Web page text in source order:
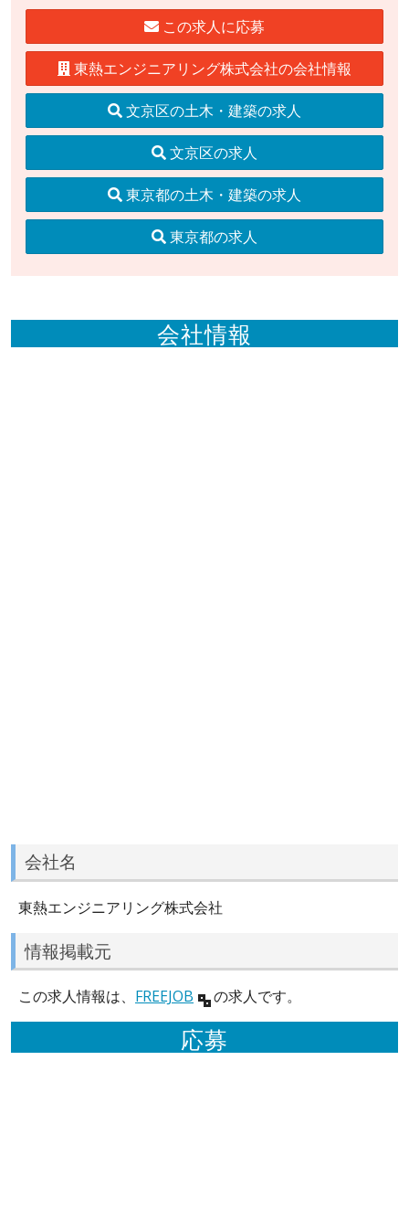
この求人に応募
東熱エンジニアリング株式会社の会社情報
文京区の土木・建築の求人
文京区の求人
東京都の土木・建築の求人
東京都の求人
会社情報
会社名
東熱エンジニアリング株式会社
情報掲載元
この求人情報は、 FREEJOB の求人です。
応募